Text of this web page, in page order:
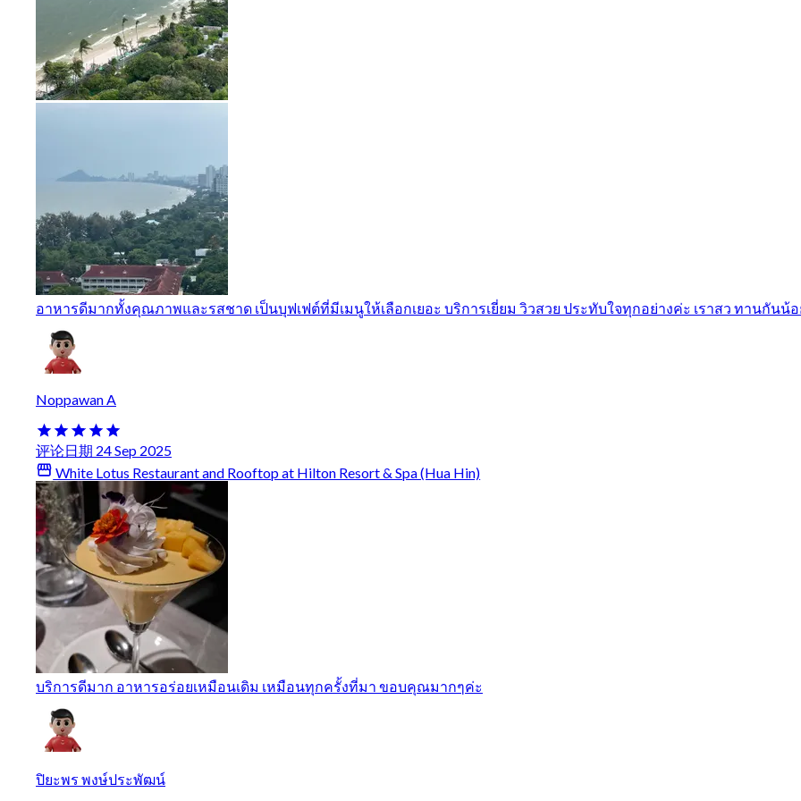
อาหารดีมากทั้งคุณภาพและรสชาด เป็นบุฟเฟต์ที่มีเมนูให้เลือกเยอะ บริการเยี่ยม วิวสวย ประทับใจทุกอย่างค่ะ เราสว ทานกันน้
Noppawan A
评论日期 24 Sep 2025
White Lotus Restaurant and Rooftop at Hilton Resort & Spa (Hua Hin)
บริการดีมาก อาหารอร่อยเหมือนเดิม เหมือนทุกครั้งที่มา ขอบคุณมากๆค่ะ
ปิยะพร พงษ์ประพัฒน์